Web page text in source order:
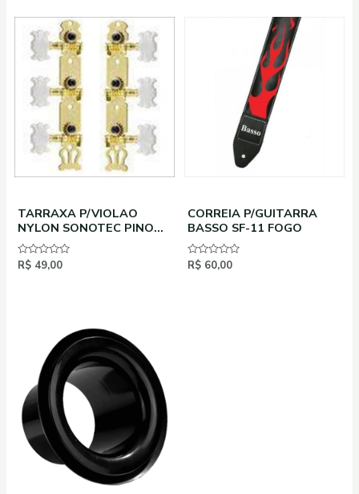
TARRAXA P/VIOLAO
NYLON SONOTEC PINO
GROSSO CM30GD PAR
Avaliação
R$ 49,00
CORREIA P/GUITARRA
BASSO SF-11 FOGO
Avaliação
R$ 60,00